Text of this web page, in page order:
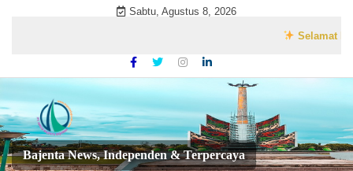
Sabtu, Agustus 8, 2026
Selamat Datang di
Bajenta News, Independen & Terpercaya